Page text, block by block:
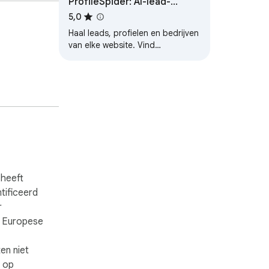
available
listing
niet
op
scraper en lijstenbouwer
5,0
Haal leads, profielen en bedrijven
van elke website. Vind